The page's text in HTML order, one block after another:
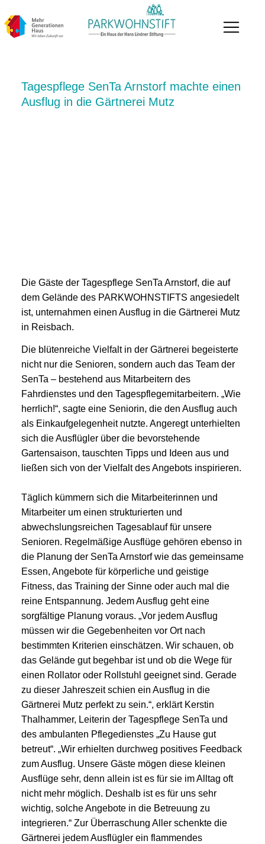
Tagespflege SenTa Arnstorf machte einen
Ausflug in die Gärtnerei Mutz
Die Gäste der Tagespflege SenTa Arnstorf, die auf
dem Gelände des PARKWOHNSTIFTS angesiedelt
ist, unternahmen einen Ausflug in die Gärtnerei Mutz
in Reisbach.
Die blütenreiche Vielfalt in der Gärtnerei begeisterte
nicht nur die Senioren, sondern auch das Team der
SenTa – bestehend aus Mitarbeitern des
Fahrdienstes und den Tagespflegemitarbeitern. „Wie
herrlich!“, sagte eine Seniorin, die den Ausflug auch
als Einkaufgelegenheit nutzte. Angeregt unterhielten
sich die Ausflügler über die bevorstehende
Gartensaison, tauschten Tipps und Ideen aus und
ließen sich von der Vielfalt des Angebots inspirieren.
Täglich kümmern sich die Mitarbeiterinnen und
Mitarbeiter um einen strukturierten und
abwechslungsreichen Tagesablauf für unsere
Senioren. Regelmäßige Ausflüge gehören ebenso in
die Planung der SenTa Arnstorf wie das gemeinsame
Essen, Angebote für körperliche und geistige
Fitness, das Training der Sinne oder auch mal die
reine Entspannung. Jedem Ausflug geht eine
sorgfältige Planung voraus. „Vor jedem Ausflug
müssen wir die Gegebenheiten vor Ort nach
bestimmten Kriterien einschätzen. Wir schauen, ob
das Gelände gut begehbar ist und ob die Wege für
einen Rollator oder Rollstuhl geeignet sind. Gerade
zu dieser Jahreszeit schien ein Ausflug in die
Gärtnerei Mutz perfekt zu sein.“, erklärt Kerstin
Thalhammer, Leiterin der Tagespflege SenTa und
des ambulanten Pflegedienstes „Zu Hause gut
betreut“. „Wir erhielten durchweg positives Feedback
zum Ausflug. Unsere Gäste mögen diese kleinen
Ausflüge sehr, denn allein ist es für sie im Alltag oft
nicht mehr möglich. Deshalb ist es für uns sehr
wichtig, solche Angebote in die Betreuung zu
integrieren.“ Zur Überraschung Aller schenkte die
Gärtnerei jedem Ausflügler ein flammendes